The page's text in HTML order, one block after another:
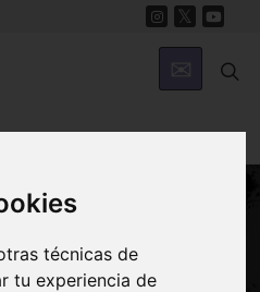
técnicas de
tu experiencia de
y Roqueta